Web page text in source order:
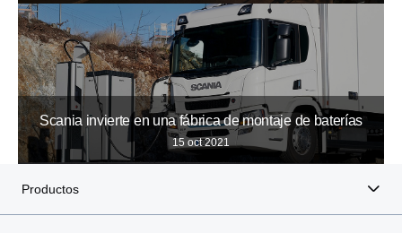
Scania invierte en una fábrica de montaje de baterías
15 oct 2021
Productos